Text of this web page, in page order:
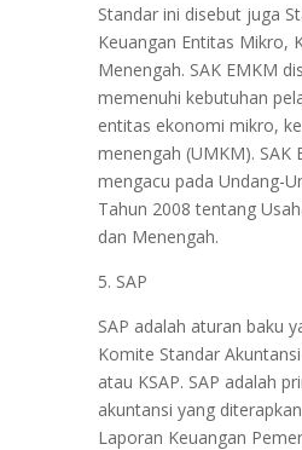
Standar ini disebut juga
Keuangan Entitas Mikro,
Menengah. SAK EMKM
memenuhi kebutuhan
entitas ekonomi mikro,
menengah (UMKM). SAK
mengacu pada Undang-
Tahun 2008 tentang
dan Menengah.
5. SAP
SAP adalah aturan baku
Komite Standar
atau KSAP. SAP adalah
akuntansi yang
Laporan Keuangan